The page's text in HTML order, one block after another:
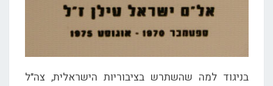
בניגוד למה שהשתרש בציבוריות הישראלית, צה"ל